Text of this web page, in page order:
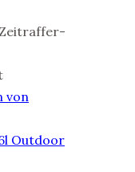
von
Outdoor